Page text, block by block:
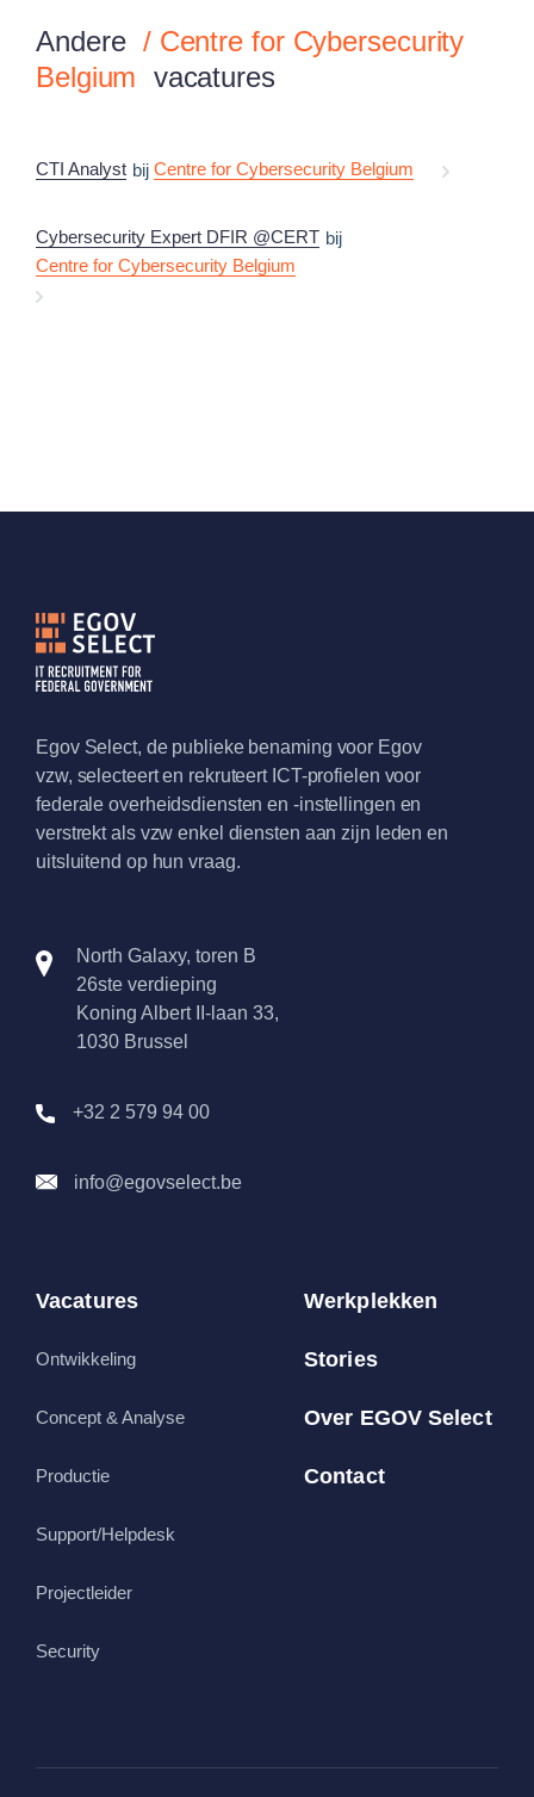
Andere / Centre for Cybersecurity
Belgium vacatures
CTI Analyst bij Centre for Cybersecurity Belgium
Cybersecurity Expert DFIR @CERT bij
Centre for Cybersecurity Belgium
Egov Select, de publieke benaming voor Egov
vzw, selecteert en rekruteert ICT-profielen voor
federale overheidsdiensten en -instellingen en
verstrekt als vzw enkel diensten aan zijn leden en
uitsluitend op hun vraag.
North Galaxy, toren B
26ste verdieping
Koning Albert II-laan 33,
1030 Brussel
+32 2 579 94 00
info@egovselect.be
Vacatures
Ontwikkeling
Concept & Analyse
Productie
Support/Helpdesk
Projectleider
Security
Werkplekken
Stories
Over EGOV Select
Contact